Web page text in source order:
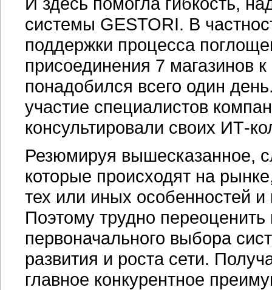
системы GESTORI. В
поддержки процесса
присоединения 7 магазинов
понадобился всего один
участие специалистов
консультировали своих ИТ-
Резюмируя вышесказанное,
которые происходят на
тех или иных особенностей
Поэтому трудно переоценить
первоначального выбора
развития и роста сети.
главное конкурентное